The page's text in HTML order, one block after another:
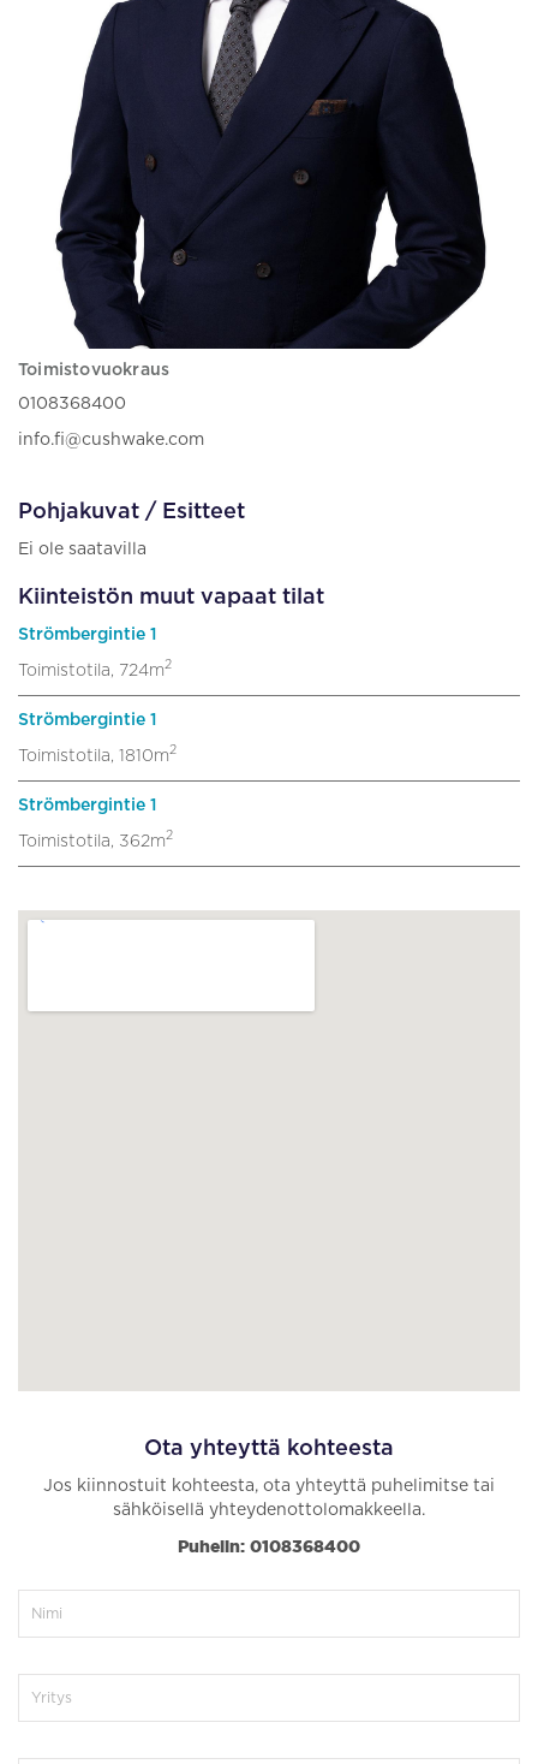
Toimistovuokraus
0108368400
info.fi@cushwake.com
Pohjakuvat / Esitteet
Ei ole saatavilla
Kiinteistön muut vapaat tilat
Strömbergintie 1
Toimistotila, 724m2
Strömbergintie 1
Toimistotila, 1810m2
Strömbergintie 1
Toimistotila, 362m2
Ota yhteyttä kohteesta
Jos kiinnostuit kohteesta, ota yhteyttä puhelimitse tai
sähköisellä yhteydenottolomakkeella.
Puhelin: 0108368400